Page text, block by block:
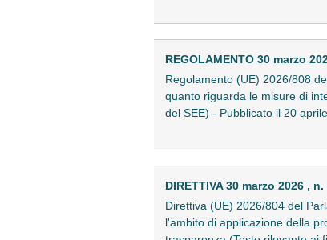
REGOLAMENTO 30 marzo
Regolamento (UE) 2026/808
quanto riguarda le misure di
del SEE) - Pubblicato il 20
DIRETTIVA 30 marzo 2026 , n.
Direttiva (UE) 2026/804 del
l'ambito di applicazione della